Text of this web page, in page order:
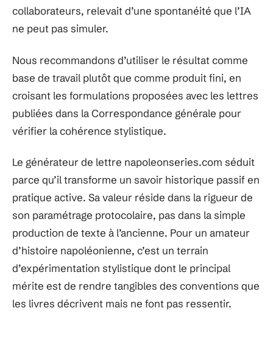
collaborateurs, relevait d’une spontanéité que l’IA
ne peut pas simuler.
Nous recommandons d’utiliser le résultat comme
base de travail plutôt que comme produit fini, en
croisant les formulations proposées avec les lettres
publiées dans la Correspondance générale pour
vérifier la cohérence stylistique.
Le générateur de lettre napoleonseries.com séduit
parce qu’il transforme un savoir historique passif en
pratique active. Sa valeur réside dans la rigueur de
son paramétrage protocolaire, pas dans la simple
production de texte à l’ancienne. Pour un amateur
d’histoire napoléonienne, c’est un terrain
d’expérimentation stylistique dont le principal
mérite est de rendre tangibles des conventions que
les livres décrivent mais ne font pas ressentir.